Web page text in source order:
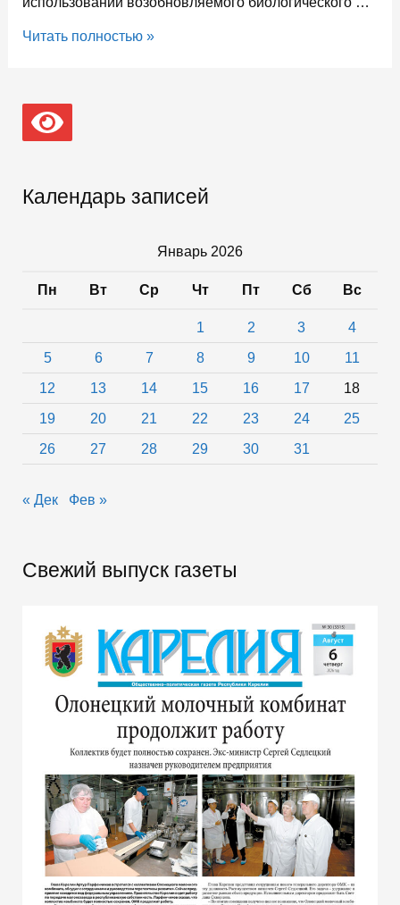
Курчатовский
будут
вместе
созданием
продуктов
Читать полностью »
Календарь записей
Январь 2026
Пн Вт Ср Чт Пт Сб Вс
1 2 3
4
5
6 7 8 9 10
11
12
13 14 15 16 17
18
19
20 21 22 23 24
25
26
27 28 29 30 31
« Дек Фев »
Свежий выпуск газеты